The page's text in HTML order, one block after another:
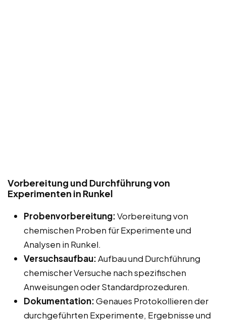
Vorbereitung und Durchführung von
Experimenten in Runkel
Probenvorbereitung:Vorbereitung von
chemischen Proben für Experimente und
Analysen in Runkel.
Versuchsaufbau:Aufbau und Durchführung
chemischer Versuche nach spezifischen
Anweisungen oder Standardprozeduren.
Dokumentation:Genaues Protokollieren der
durchgeführten Experimente, Ergebnisse und